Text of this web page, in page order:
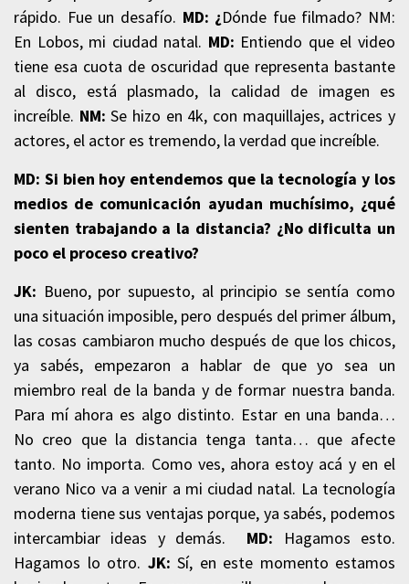
rápido. Fue un desafío. MD: ¿Dónde fue filmado? NM:
En Lobos, mi ciudad natal. MD: Entiendo que el video
tiene esa cuota de oscuridad que representa bastante
al disco, está plasmado, la calidad de imagen es
increíble. NM: Se hizo en 4k, con maquillajes, actrices y
actores, el actor es tremendo, la verdad que increíble.
MD: Si bien hoy entendemos que la tecnología y los
medios de comunicación ayudan muchísimo, ¿qué
sienten trabajando a la distancia? ¿No dificulta un
poco el proceso creativo?
JK: Bueno, por supuesto, al principio se sentía como
una situación imposible, pero después del primer álbum,
las cosas cambiaron mucho después de que los chicos,
ya sabés, empezaron a hablar de que yo sea un
miembro real de la banda y de formar nuestra banda.
Para mí ahora es algo distinto. Estar en una banda…
No creo que la distancia tenga tanta… que afecte
tanto. No importa. Como ves, ahora estoy acá y en el
verano Nico va a venir a mi ciudad natal. La tecnología
moderna tiene sus ventajas porque, ya sabés, podemos
intercambiar ideas y demás. MD:
Hagamos esto.
Hagamos lo otro. JK: Sí, en este momento estamos